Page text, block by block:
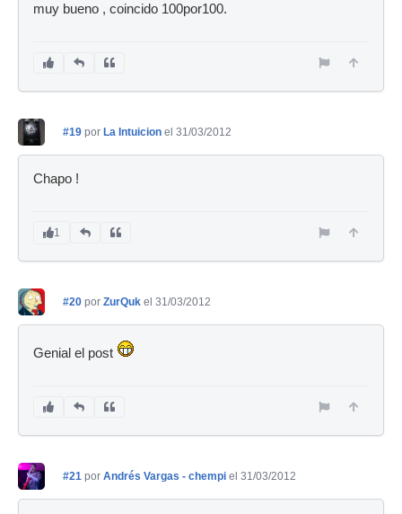
muy bueno , coincido 100por100.
#19 por La Intuicion el 31/03/2012
Chapo !
1
#20 por ZurQuk el 31/03/2012
Genial el post
#21 por Andrés Vargas - chempi el 31/03/2012